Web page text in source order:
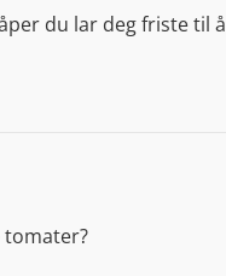
du lar deg friste til å
tomater?